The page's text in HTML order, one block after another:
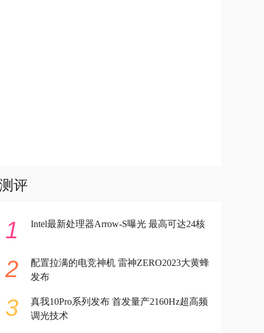
测评
1 Intel最新处理器Arrow-S曝光 最高可达24核
2
配置拉满的电竞神机 雷神ZERO2023大黄蜂
发布
3
真我10Pro系列发布 首发量产2160Hz超高频
调光技术